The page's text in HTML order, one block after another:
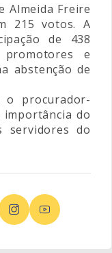
Almeida Freire
215 votos. A
de 438
e
abstenção de
o procurador-
do
servidores do